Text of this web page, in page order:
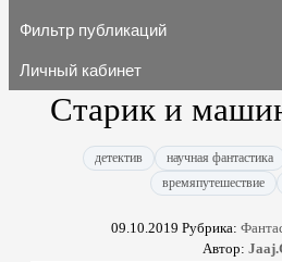
Фильтр публикаций
Личный кабинет
Старик и
детектив научная фантастика
времяпутешествие
09.10.2019 Рубрика:
Автор: